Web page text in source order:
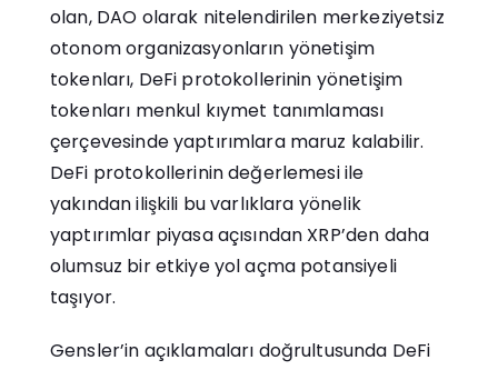
olan, DAO olarak nitelendirilen merkeziyetsiz
otonom organizasyonların yönetişim
tokenları, DeFi protokollerinin yönetişim
tokenları menkul kıymet tanımlaması
çerçevesinde yaptırımlara maruz kalabilir.
DeFi protokollerinin değerlemesi ile
yakından ilişkili bu varlıklara yönelik
yaptırımlar piyasa açısından XRP’den daha
olumsuz bir etkiye yol açma potansiyeli
taşıyor.
Gensler’in açıklamaları doğrultusunda DeFi